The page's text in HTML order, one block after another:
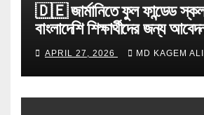
🇩🇪 জার্মানিতে ফুল ফান্ডেড
বাংলাদেশি শিক্ষার্থীদের জন্য
টিপস
APRIL 27, 2026 MD KAGEM ALI